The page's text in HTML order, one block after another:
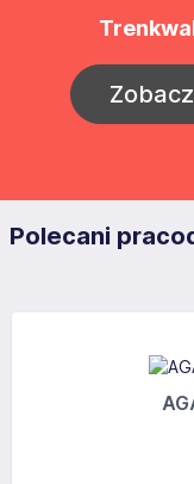
Polecani